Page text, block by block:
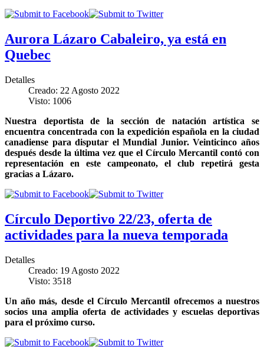
Aurora Lázaro Cabaleiro, ya está en
Quebec
Detalles
Creado: 22 Agosto 2022
Visto: 1006
Nuestra deportista de la sección de natación artística se
encuentra concentrada con la expedición española en la ciudad
canadiense para disputar el Mundial Junior. Veinticinco años
después desde la última vez que el Círculo Mercantil contó con
representación en este campeonato, el club repetirá gesta
gracias a Lázaro.
Círculo Deportivo 22/23, oferta de
actividades para la nueva temporada
Detalles
Creado: 19 Agosto 2022
Visto: 3518
Un año más, desde el Círculo Mercantil ofrecemos a nuestros
socios una amplia oferta de actividades y escuelas deportivas
para el próximo curso.